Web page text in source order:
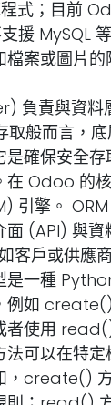
式；目前
援 MySQL
檔案或圖片
負責與資料
般而言，底
是確保安全
在 Odoo 的
引擎。
(API) 與資
客戶或供應
是一種
例如
者使用
法可以在特
，create()